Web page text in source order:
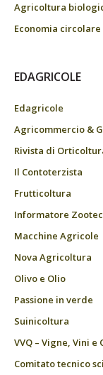
Agricoltura
Economia circolare
EDAGRICOLE
Edagricole
Agricommercio &
Rivista di
Il Contoterzista
Frutticoltura
Informatore
Macchine Agricole
Nova Agricoltura
Olivo e Olio
Passione in verde
Suinicoltura
VVQ – Vigne, Vini e
Comitato tecnico